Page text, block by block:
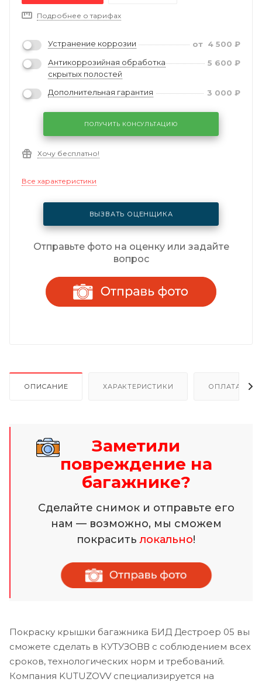
Подробнее о тарифах
Устранение коррозии от 4 500 ₽
Антикоррозийная обработка
скрытых полостей
5 600 ₽
Дополнительная гарантия 3 000 ₽
ПОЛУЧИТЬ КОНСУЛЬТАЦИЮ
Хочу бесплатно!
Все характеристики
ВЫЗВАТЬ ОЦЕНЩИКА
Отправьте фото на оценку или задайте
вопрос
ОПИСАНИЕ ХАРАКТЕРИСТИКИ ОПЛАТА И
Заметили
повреждение на
багажнике?
Сделайте снимок и отправьте его
нам — возможно, мы сможем
покраситьлокально!
Покраску крышки багажника БИД Дестроер 05 вы
сможете сделать в КУТУЗОВВ с соблюдением всех
сроков, технологических норм и требований.
Компания KUTUZOVV специализируется на